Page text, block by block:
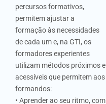
percursos formativos,
permitem ajustar a
formação às necessidades
de cada um e, na GTI, os
formadores experientes
utilizam métodos próximos e
acessíveis que permitem aos
formandos:
• Aprender ao seu ritmo, com